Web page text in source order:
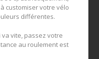
customiser votre vélo
différentes.
vite, passez votre
au roulement est